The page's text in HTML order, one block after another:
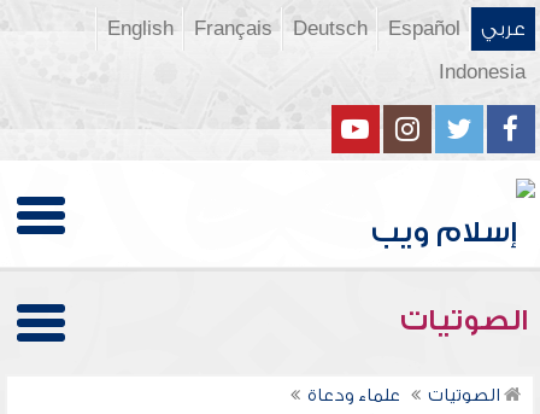
عربي Español
Deutsch
Français
English
Indonesia
الصوتيات
الصوتيات
علماء ودعاة